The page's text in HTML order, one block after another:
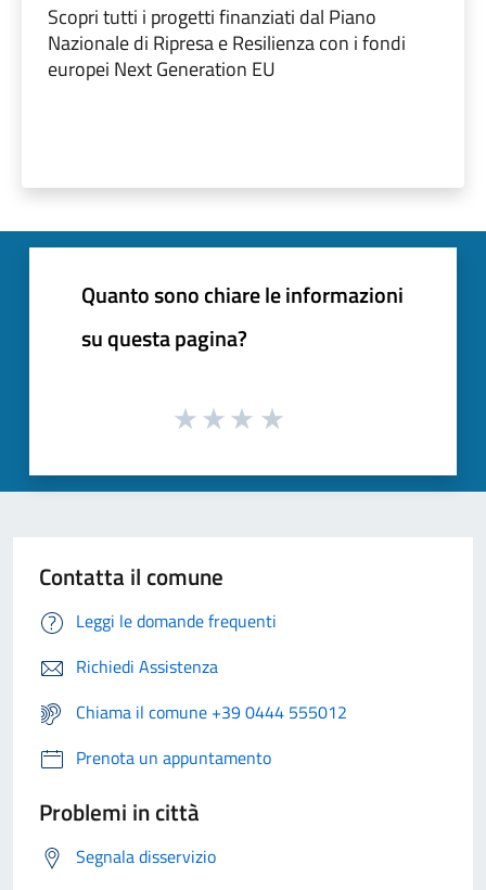
Scopri tutti i progetti finanziati dal Piano
Nazionale di Ripresa e Resilienza con i fondi
europei Next Generation EU
Quanto sono chiare le informazioni
su questa pagina?
Contatta il comune
Leggi le domande frequenti
Richiedi Assistenza
Chiama il comune +39 0444 555012
Prenota un appuntamento
Problemi in città
Segnala disservizio